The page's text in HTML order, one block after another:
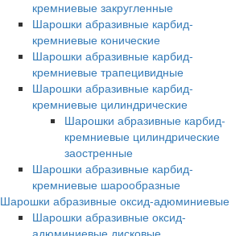
кремниевые закругленные
Шарошки абразивные карбид-
кремниевые конические
Шарошки абразивные карбид-
кремниевые трапецивидные
Шарошки абразивные карбид-
кремниевые цилиндрические
Шарошки абразивные карбид-
кремниевые цилиндрические
заостренные
Шарошки абразивные карбид-
кремниевые шарообразные
Шарошки абразивные оксид-адюминиевые
Шарошки абразивные оксид-
адюминиевые дисковые